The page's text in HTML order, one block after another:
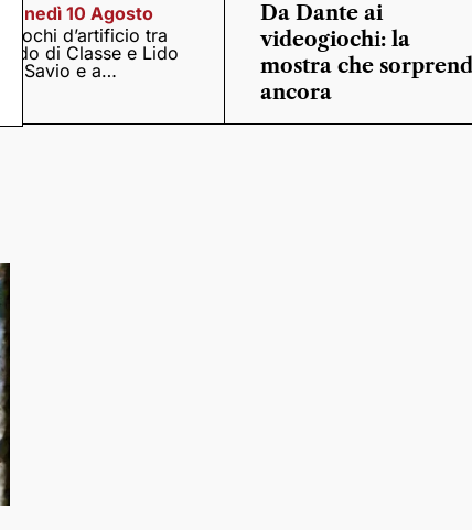
Lunedì 10 Agosto
Fuochi d’artificio tra
Lido di Classe e Lido
di Savio e a
Da Dante ai
videogiochi: la
mostra che
ancora